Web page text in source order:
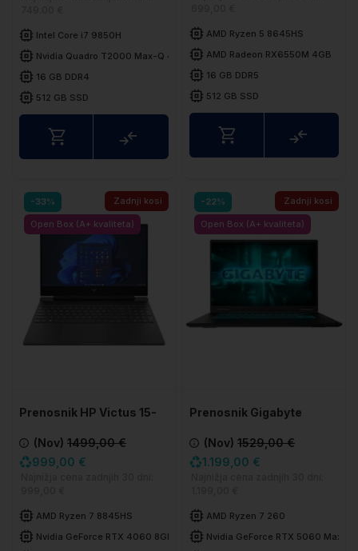
Intel Core i7 9850H
Nvidia Quadro T2000 Max-Q 4GB
16 GB DDR4
512 GB SSD
AMD Ryzen 5 8645HS
AMD Radeon RX6550M 4GB
16 GB DDR5
512 GB SSD
-33%
Open Box (A+ kvaliteta)
Zadnji kosi
Prenosnik HP Victus 15-
(Nov) 1499,00 €
999,00 €
AMD Ryzen 7 8845HS
Nvidia GeForce RTX 4060 8GB
-22%
Open Box (A+ kvaliteta)
Zadnji kosi
Prenosnik Gigabyte
3VHK3DE894SH
(Nov)1529,00 €
1.199,00 €
AMD Ryzen 7 260
Nvidia GeForce RTX 5060 Max-Q